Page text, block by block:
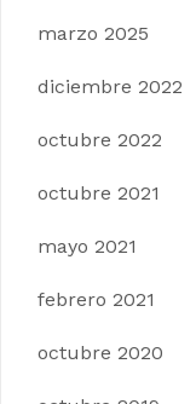
marzo 2025
diciembre 2022
octubre 2022
octubre 2021
mayo 2021
febrero 2021
octubre 2020